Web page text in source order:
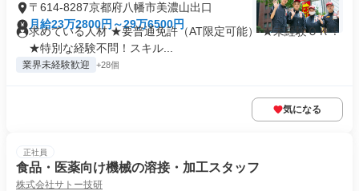
〒614-8287京都府八幡市美濃山出口
月給23万2800円～29万6500円
求めている人材 ★要普通免許（AT限定可能） ★未経験ＯＫ！
★特別な経験不問！スキル...
業界未経験歓迎 +28個
気になる
正社員
食品・医薬向け機械の溶接・加工スタッフ
株式会社サトー技研